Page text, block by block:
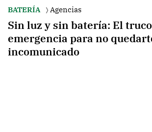
BATERÍA Agencias
Sin luz y sin batería: El
emergencia para no
incomunicado